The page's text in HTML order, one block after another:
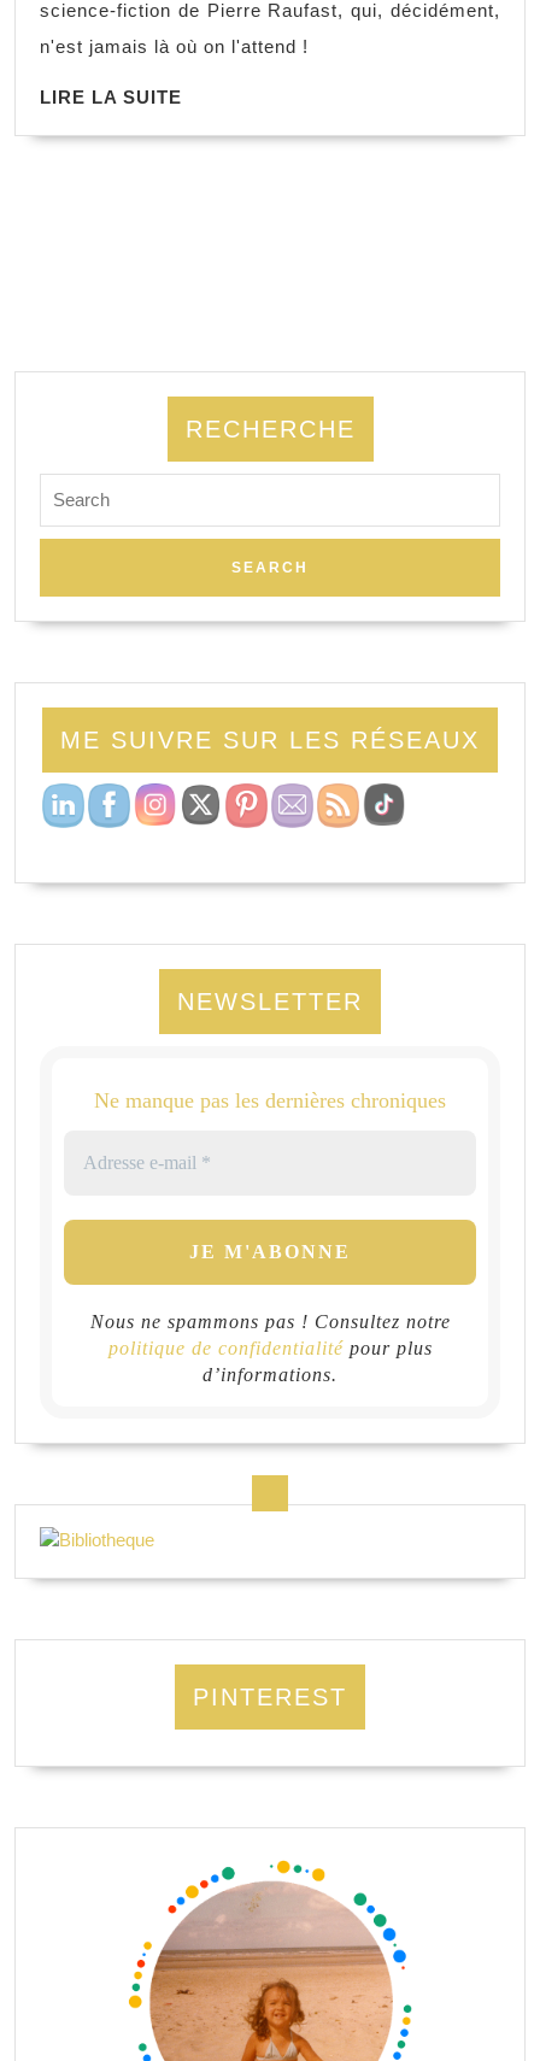
science-fiction de Pierre Raufast, qui, décidément,
n'est jamais là où on l'attend !
LIRE LA SUITE
RECHERCHE
ME SUIVRE SUR LES RÉSEAUX
NEWSLETTER
Ne manque pas les dernières chroniques
Nous ne spammons pas ! Consultez notre
politique de confidentialitépour plus
d’informations.
PINTEREST